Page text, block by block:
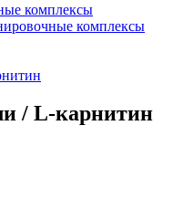
комплексы
комплексы
/ L-карнитин